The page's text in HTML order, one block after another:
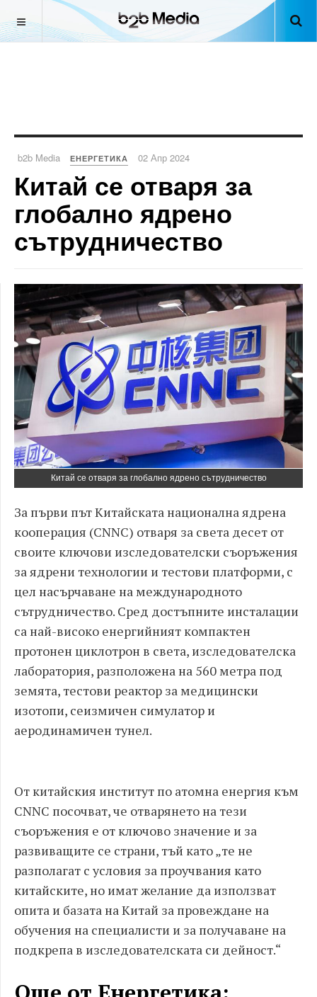
b2b Media ЕНЕРГЕТИКА 02 Апр 2024
Китай се отваря за
глобално ядрено
сътрудничество
Китай се отваря за глобално ядрено сътрудничество
За първи път Китайската национална ядрена
кооперация (CNNC) отваря за света десет от
своите ключови изследователски съоръжения
за ядрени технологии и тестови платформи, с
цел насърчаване на международното
сътрудничество. Сред достъпните инсталации
са най-високо енергийният компактен
протонен циклотрон в света, изследователска
лаборатория, разположена на 560 метра под
земята, тестови реактор за медицински
изотопи, сеизмичен симулатор и
аеродинамичен тунел.
От китайския институт по атомна енергия към
CNNC посочват, че отварянето на тези
съоръжения е от ключово значение и за
развиващите се страни, тъй като „те не
разполагат с условия за проучвания като
китайските, но имат желание да използват
опита и базата на Китай за провеждане на
обучения на специалисти и за получаване на
подкрепа в изследователската си дейност.“